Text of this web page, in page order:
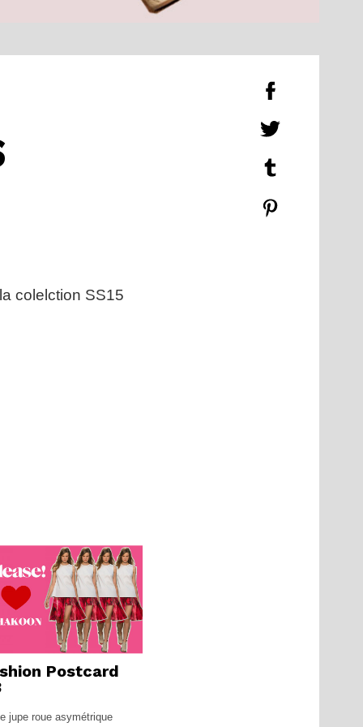
colelction SS15
Postcard
jupe roue asymétrique